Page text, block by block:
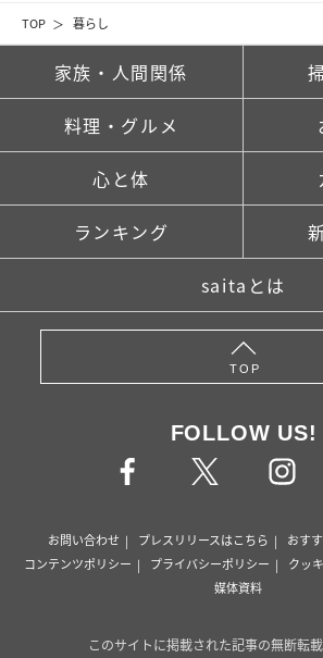
TOP 暮らし
家族・人間関係
料理・グルメ
心と体
ランキング
saitaとは
TOP
FOLLOW US!
お問い合わせ プレスリリースはこちら おす
コンテンツポリシー
プライバシーポリシー クッ
媒体資料
このサイトに掲載された記事の無断転載